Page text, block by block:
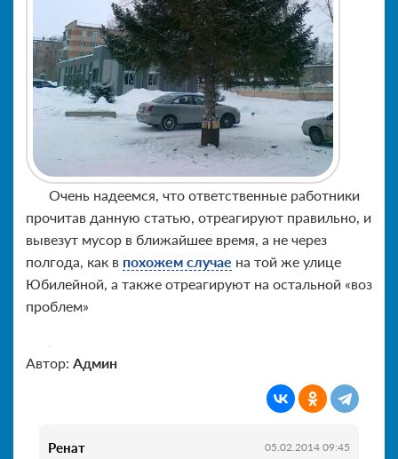
Очень надеемся, что ответственные работники
прочитав данную статью, отреагируют правильно, и
вывезут мусор в ближайшее время, а не через
полгода, как в похожем случае на той же улице
Юбилейной, а также отреагируют на остальной «воз
проблем»
Автор: Админ
Peнат 05.02.2014 09:45